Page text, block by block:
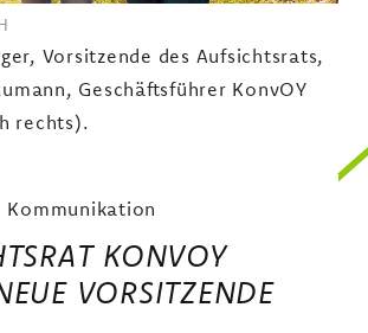
Vorsitzende des Aufsichtsrats,
Geschäftsführer KonvOY
rechts).
Kommunikation
KONVOY
VORSITZENDE